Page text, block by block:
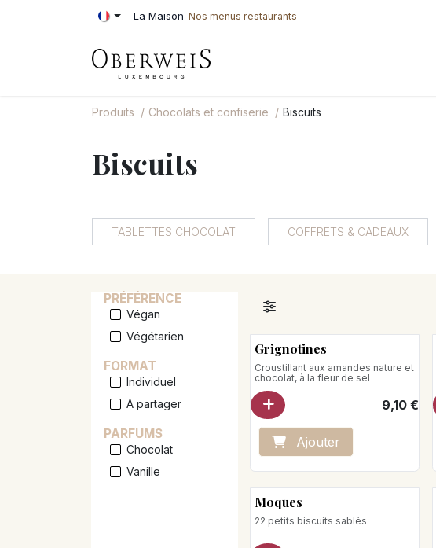
Se rendre au contenu La Maison Nos menus restaurants
Produits Chocolats et confiserie Biscuits
Biscuits
TABLETTES CHOCOLAT COFFRETS & CADEAUX
PRÉFÉRENCE
Végan
Végétarien
FORMAT
Individuel
A partager
PARFUMS
Chocolat
Vanille
Grignotines
Croustillant aux amandes nature et
chocolat, à la fleur de sel
9,10€
Ajouter
Moques
22 petits biscuits sablés